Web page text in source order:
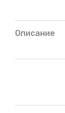
Описание